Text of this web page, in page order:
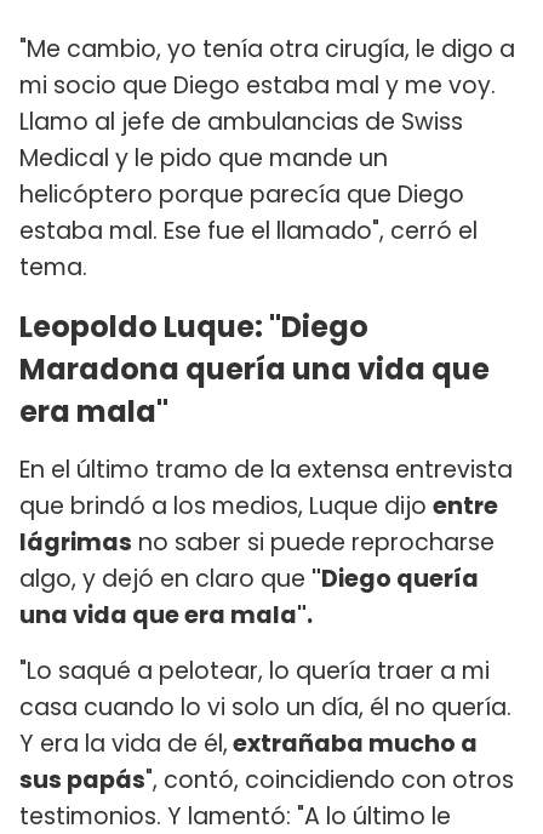
"Me cambio, yo tenía otra cirugía, le digo a
mi socio que Diego estaba mal y me voy.
Llamo al jefe de ambulancias de Swiss
Medical y le pido que mande un
helicóptero porque parecía que Diego
estaba mal. Ese fue el llamado", cerró el
tema.
Leopoldo Luque: "Diego
Maradona quería una vida que
era mala"
En el último tramo de la extensa entrevista
que brindó a los medios, Luque dijo entre
lágrimas no saber si puede reprocharse
algo, y dejó en claro que "Diego quería
una vida que era mala".
"Lo saqué a pelotear, lo quería traer a mi
casa cuando lo vi solo un día, él no quería.
Y era la vida de él,extrañaba mucho a
sus papás", contó, coincidiendo con otros
testimonios. Y lamentó: "A lo último le